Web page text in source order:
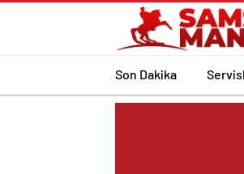
Son Dakika